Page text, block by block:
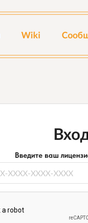
Wiki
Введите ваш